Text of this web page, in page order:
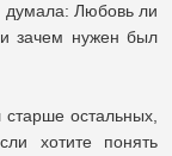
думала: Любовь ли
и зачем нужен был
остальных,
хотите понять